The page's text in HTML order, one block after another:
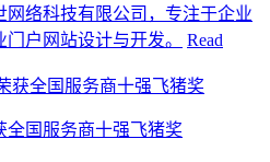
网络科技有限公司，专注于企业
户网站设计与开发。
Read
全国服务商十强飞猪奖